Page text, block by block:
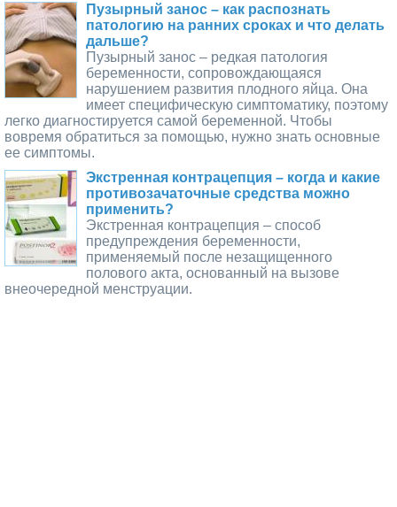
Пузырный занос – как распознать
патологию на ранних сроках и что делать
дальше?
Пузырный занос – редкая патология
беременности, сопровождающаяся
нарушением развития плодного яйца. Она
имеет специфическую симптоматику, поэтому
легко диагностируется самой беременной. Чтобы
вовремя обратиться за помощью, нужно знать основные
ее симптомы.
Экстренная контрацепция – когда и какие
противозачаточные средства можно
применить?
Экстренная контрацепция – способ
предупреждения беременности,
применяемый после незащищенного
полового акта, основанный на вызове
внеочередной менструации.